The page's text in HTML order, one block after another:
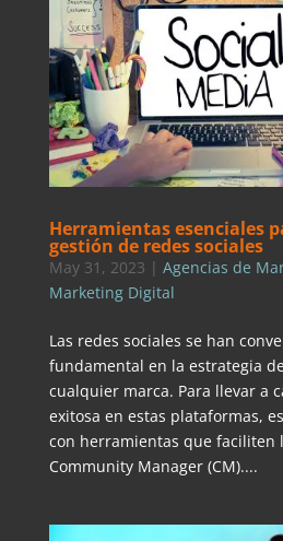
Herramientas esenciales
gestión de redes sociales
May 31, 2023 | Agencias de
Marketing Digital
Las redes sociales se han
fundamental en la estrategia
cualquier marca. Para llevar a
exitosa en estas plataformas,
con herramientas que faciliten
Community Manager (CM)....